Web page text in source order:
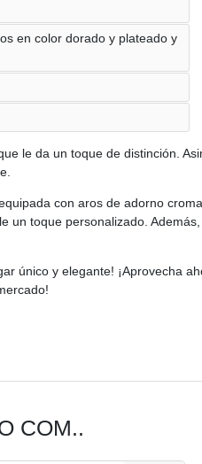
en color dorado y plateado y
le da un toque de distinción.
con aros de adorno
un toque personalizado. Además,
único y elegante! ¡Aprovecha
COM..